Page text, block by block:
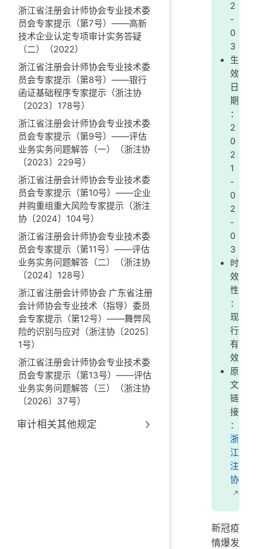
浙江省注册会计师协会专业技术委
员会专家提示（第7号）——高新
技术企业认定专项审计实务答疑
（二）（2022）
浙江省注册会计师协会专业技术委
员会专家提示（第8号）——银行
函证基础程序专家提示（浙注协
〔2023〕178号）
浙江省注册会计师协会专业技术委
员会专家提示（第9号）——评估
业务实务问题解答（一）（浙注协
〔2023〕229号）
浙江省注册会计师协会专业技术委
员会专家提示（第10号）——企业
并购重组重大风险专家提示（浙注
协〔2024〕104号）
浙江省注册会计师协会专业技术委
员会专家提示（第11号）——评估
业务实务问题解答（二）（浙注协
〔2024〕128号）
浙江省注册会计师协会 广东省注册
会计师协会专业技术（指导）委员
会专家提示（第12号）——舞弊风
险的识别与应对（浙注协〔2025〕
1号）
浙江省注册会计师协会专业技术委
员会专家提示（第13号）——评估
业务实务问题解答（三）（浙注协
〔2026〕37号）
审计相关其他规定
2
-
0
3
生
效
日
期
：
2
0
2
1
-
0
2
-
0
3
时
效
性
：
现
行
有
效
原
文
链
接
：
浙
江
注
协
新冠疫
情爆发